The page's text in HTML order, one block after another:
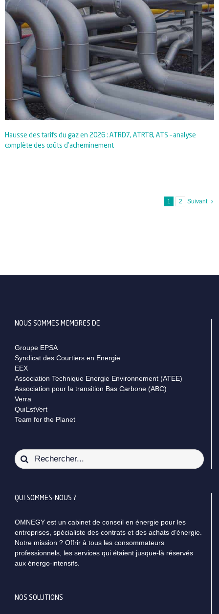
Hausse des tarifs du gaz en 2026 : ATRD7, ATRT8, ATS – analyse
complète des coûts d’acheminement
1 2 Suivant
NOUS SOMMES MEMBRES DE
Groupe EPSA
Syndicat des Courtiers en Energie
EEX
Association Technique Energie Environnement (ATEE)
Association pour la transition Bas Carbone (ABC)
Verra
QuiEstVert
Team for the Planet
Rechercher:
QUI SOMMES-NOUS ?
OMNEGY est un cabinet de conseil en énergie pour les
entreprises, spécialiste des contrats et des achats d’énergie.
Notre mission ? Offrir à tous les consommateurs
professionnels, les services qui étaient jusque-là réservés
aux énergo-intensifs.
NOS SOLUTIONS